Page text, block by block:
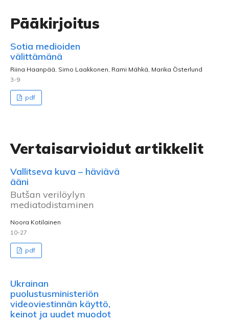
Pääkirjoitus
Sotia medioiden
välittämänä
Riina Haanpää, Simo Laakkonen, Rami Mähkä, Marika Österlund
3-9
pdf
Vertaisarvioidut artikkelit
Vallitseva kuva – häviävä
ääni
Butšan verilöylyn
mediatodistaminen
Noora Kotilainen
10-27
pdf
Ukrainan
puolustusministeriön
videoviestinnän käyttö,
keinot ja uudet muodot